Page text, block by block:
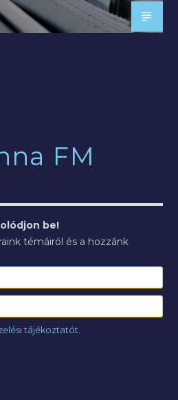
FM
be!
témáiról és a hozzánk
tájékoztatót.